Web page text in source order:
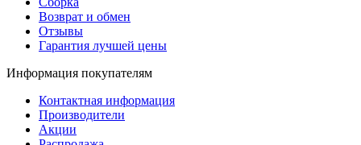
Возврат и обмен
Отзывы
Гарантия лучшей цены
Информация покупателям
Контактная информация
Производители
Акции